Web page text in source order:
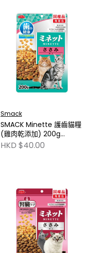
Smack
SMACK Minette 護齒貓糧
(雞肉乾添加) 200g
SM2383
HKD $40.00